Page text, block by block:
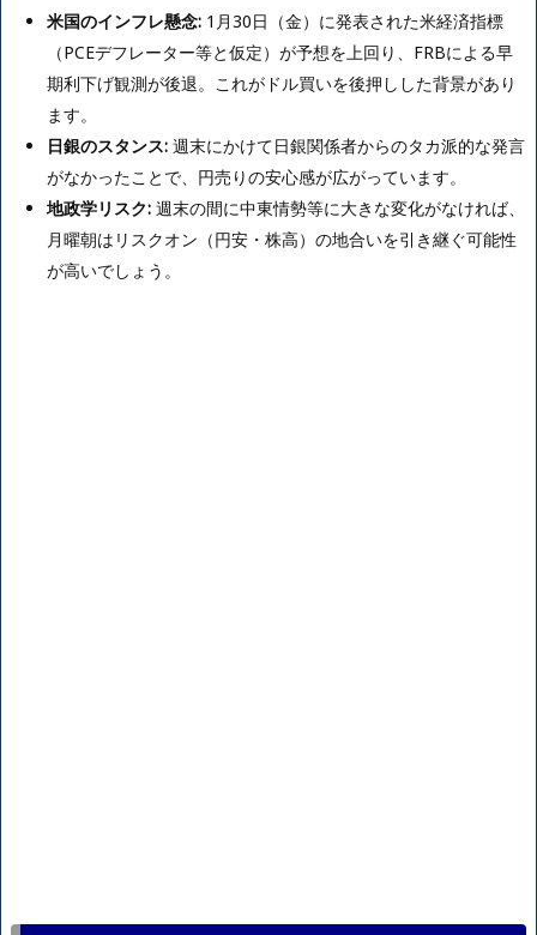
米国のインフレ懸念: 1月30日（金）に発表された米経済指標
（PCEデフレーター等と仮定）が予想を上回り、FRBによる早
期利下げ観測が後退。これがドル買いを後押しした背景があり
ます。
日銀のスタンス: 週末にかけて日銀関係者からのタカ派的な発言
がなかったことで、円売りの安心感が広がっています。
地政学リスク: 週末の間に中東情勢等に大きな変化がなければ、
月曜朝はリスクオン（円安・株高）の地合いを引き継ぐ可能性
が高いでしょう。